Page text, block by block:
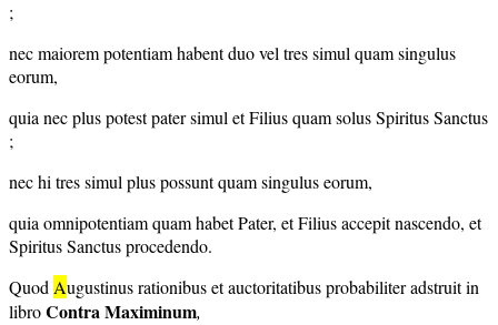
;
nec maiorem potentiam habent duo vel tres simul quam singulus
eorum,
quia nec plus potest pater simul et Filius quam solus Spiritus Sanctus
;
nec hi tres simul plus possunt quam singulus eorum,
quia omnipotentiam quam habet Pater, et Filius accepit nascendo, et
Spiritus Sanctus procedendo.
Quod Augustinus rationibus et auctoritatibus probabiliter adstruit in
libroContra Maximinum,